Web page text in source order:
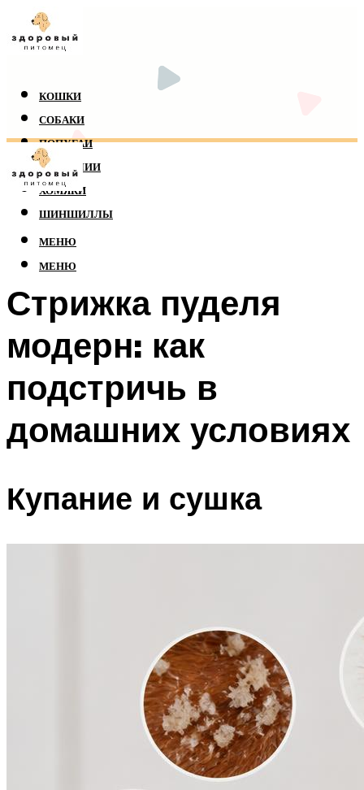
КОШКИ
СОБАКИ
ПОПУГАИ
РЕПТИЛИИ
ХОМЯКИ
ШИНШИЛЛЫ
МЕНЮ
МЕНЮ
Стрижка пуделя
модерн: как
подстричь в
домашних условиях
Купание и сушка